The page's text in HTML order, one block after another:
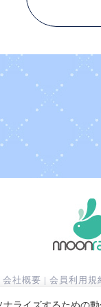
会社概要 | 会員利用規